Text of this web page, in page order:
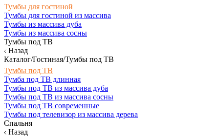
Тумбы для гостиной
Тумбы для гостиной из массива
Тумбы из массива дуба
Тумбы из массива сосны
Тумбы под ТВ
Назад
Каталог/Гостиная/Тумбы под ТВ
Тумбы под ТВ
Тумба под ТВ длинная
Тумбы под ТВ из массива дуба
Тумбы под ТВ из массива сосны
Тумбы под ТВ современные
Тумбы под телевизор из массива дерева
Спальня
Назад